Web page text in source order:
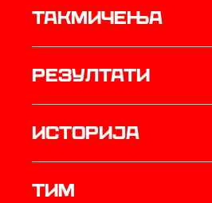
Такмичења
резултати
историја
ТИМ